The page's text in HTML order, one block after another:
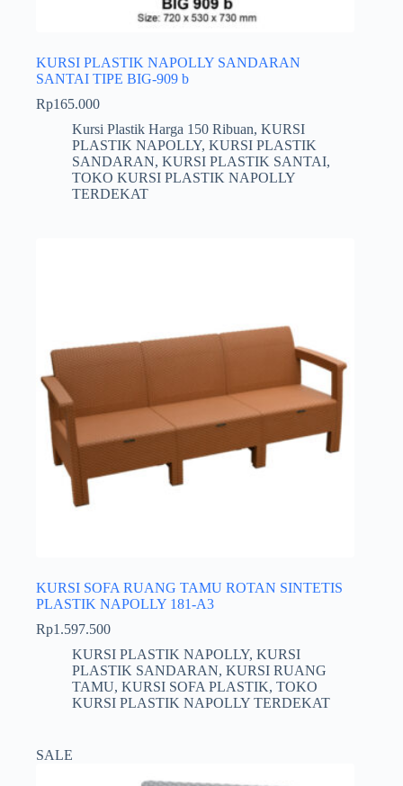
KURSI PLASTIK NAPOLLY SANDARAN
SANTAI TIPE BIG-909 b
Rp165.000
Kursi Plastik Harga 150 Ribuan, KURSI
PLASTIK NAPOLLY, KURSI PLASTIK
SANDARAN, KURSI PLASTIK SANTAI,
TOKO KURSI PLASTIK NAPOLLY
TERDEKAT
KURSI SOFA RUANG TAMU ROTAN SINTETIS
PLASTIK NAPOLLY 181-A3
Rp1.597.500
KURSI PLASTIK NAPOLLY, KURSI
PLASTIK SANDARAN, KURSI RUANG
TAMU, KURSI SOFA PLASTIK, TOKO
KURSI PLASTIK NAPOLLY TERDEKAT
SALE